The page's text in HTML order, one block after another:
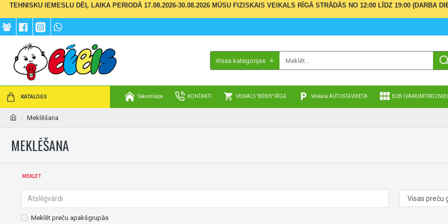
TEHNISKU IEMESLU DĒĻ LAIKA PERIODĀ 17.08.2026-30.08.2026 MŪSU FIZISKAIS VEIKALS RĪGĀ STRĀDĀS NO 12:00 LĪDZ 19:00 (DARBA
Visas kategorijas
KATALOGS Sākumlapa KONTAKTI VEIKALS "BĒBIS" RĪGĀ Veikala AUTOSTĀVVIETA B2B
Meklēšana
MEKLĒŠANA
MEKLĒT
Meklēt preču apakšgrupās